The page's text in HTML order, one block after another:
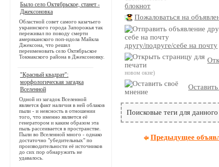
блокнот
Пожаловаться на
другу/подруге/себе на почту
новом окне)
Поисковые теги для
Предыдущее
Было село Октябрьское, станет -
Джексоновка
Областной совет самого казачьего
украинского города Запорожья так
переживал по поводу смерти
американского поп-идола Майкла
Джексона, что решил
переименовать село Октябрьское
Токмакского района в Джексоновку.
"Красный квадрат":
морфологическая загадка
Вселенной
Одной из загадок Вселенной
является факт наличия в ней облаков
пыли - и неясность в отношении
того, что именно является её
генератором и каким образом эта
пыль рассеивается в пространстве.
Пыли во Вселенной много - однако
достаточно "убедительных" по
производительности её источников
до сих пор обнаружить не
удавалось.